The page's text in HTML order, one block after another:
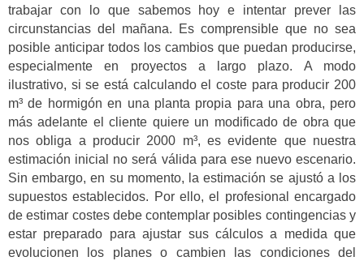
trabajar con lo que sabemos hoy e intentar prever las
circunstancias del mañana. Es comprensible que no sea
posible anticipar todos los cambios que puedan producirse,
especialmente en proyectos a largo plazo. A modo
ilustrativo, si se está calculando el coste para producir 200
m³ de hormigón en una planta propia para una obra, pero
más adelante el cliente quiere un modificado de obra que
nos obliga a producir 2000 m³, es evidente que nuestra
estimación inicial no será válida para ese nuevo escenario.
Sin embargo, en su momento, la estimación se ajustó a los
supuestos establecidos. Por ello, el profesional encargado
de estimar costes debe contemplar posibles contingencias y
estar preparado para ajustar sus cálculos a medida que
evolucionen los planes o cambien las condiciones del